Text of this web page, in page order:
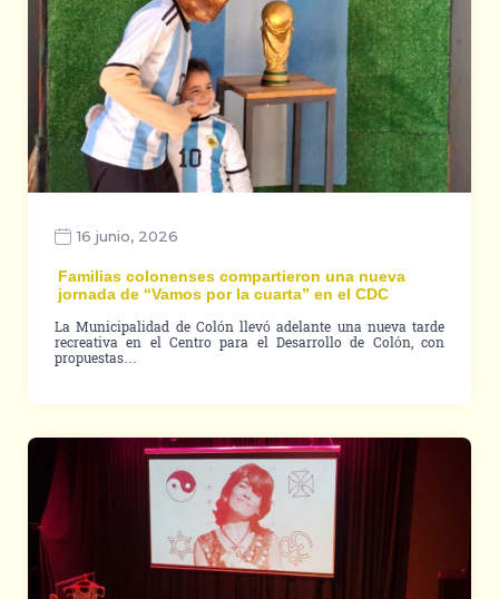
16 junio, 2026
Familias colonenses compartieron una nueva
jornada de “Vamos por la cuarta” en el CDC
La Municipalidad de Colón llevó adelante una nueva tarde
recreativa en el Centro para el Desarrollo de Colón, con
propuestas…